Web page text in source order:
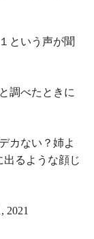
という声が聞
調べたときに
カない？姉よ
出るような顔じ
2021